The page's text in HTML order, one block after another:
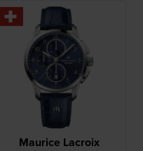
Maurice Lacroix